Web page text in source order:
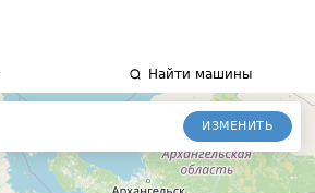
Найти машины
ИЗМЕНИТЬ